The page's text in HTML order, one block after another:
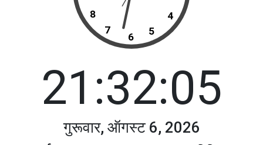
8
7
6 5
4
21:32:05
गुरूवार, ऑगस्ट 6, 2026